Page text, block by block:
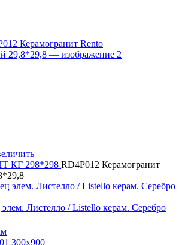
КГ 298*298 RD4P012 Керамогранит
Листелло / Listello керам. Серебро